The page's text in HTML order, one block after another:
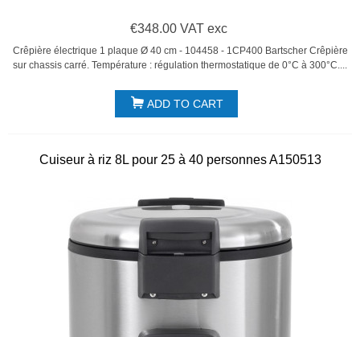
€348.00 VAT exc
Crêpière électrique 1 plaque Ø 40 cm - 104458 - 1CP400 Bartscher Crêpière
sur chassis carré. Température : régulation thermostatique de 0°C à 300°C....
ADD TO CART
Cuiseur à riz 8L pour 25 à 40 personnes A150513